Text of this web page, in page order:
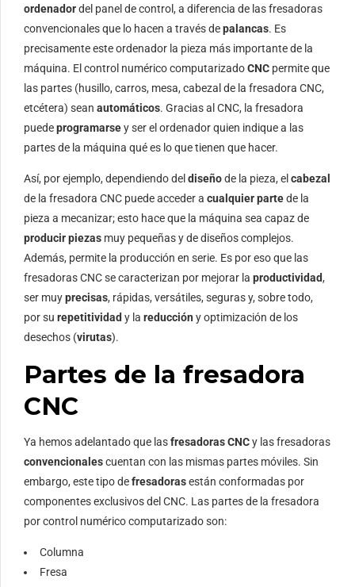
ordenadordel panel de control, a diferencia de las fresadoras
convencionales que lo hacen a través depalancas. Es
precisamente este ordenador la pieza más importante de la
máquina. El control numérico computarizadoCNC permite que
las partes (husillo, carros, mesa, cabezal de la fresadora CNC,
etcétera) sean automáticos. Gracias al CNC, la fresadora
puedeprogramarsey ser el ordenador quien indique a las
partes de la máquina qué es lo que tienen que hacer.
Así, por ejemplo, dependiendo del diseñode la pieza, el cabezal
de la fresadora CNC puede acceder a cualquier partede la
pieza a mecanizar; esto hace que la máquina sea capaz de
producir piezas muy pequeñas y de diseños complejos.
Además, permite la producción en serie. Es por eso que las
fresadoras CNC se caracterizan por mejorar la productividad,
ser muyprecisas, rápidas, versátiles, seguras y, sobre todo,
por su repetitividad y la reducción y optimización de los
desechos (virutas).
Partes de la fresadora
CNC
Ya hemos adelantado que lasfresadoras CNCy las fresadoras
convencionalescuentan con las mismas partes móviles. Sin
embargo, este tipo defresadorasestán conformadas por
componentes exclusivos del CNC. Las partes de la fresadora
por control numérico computarizado son:
Columna
Fresa